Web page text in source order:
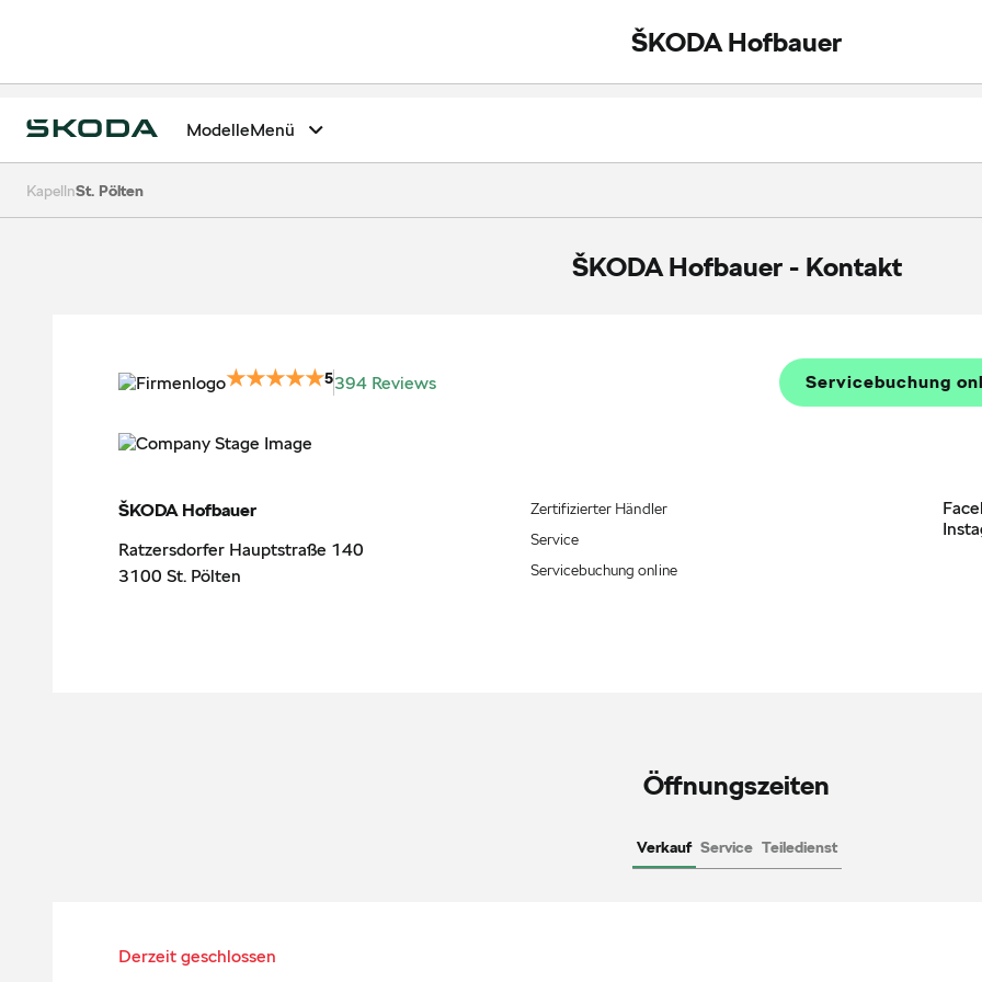
ŠKODA Hofbauer
ModelleMenü
KapellnSt. Pölten
ŠKODA Hofbauer- Kontakt
5394 Reviews Servicebuchung
ŠKODA Hofbauer
Ratzersdorfer Hauptstraße 140
3100 St. Pölten
Zertifizierter Händler
Service
Servicebuchung online
Öffnungszeiten
Verkauf Service Teiledienst
Derzeit geschlossen